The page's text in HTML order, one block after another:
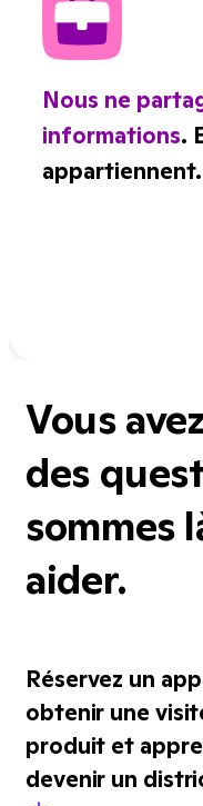
Nous ne
informations.
appartiennent.
Vous
des
sommes
aider.
Réservez un
obtenir une
produit et
devenir un